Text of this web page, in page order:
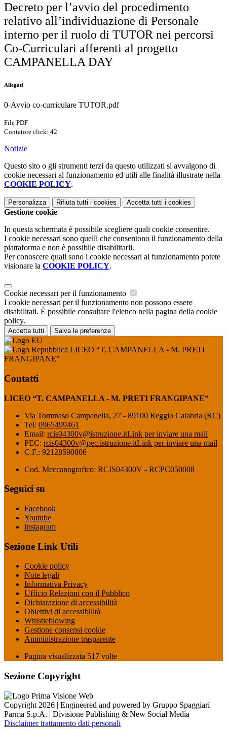
Decreto per l’avvio del procedimento
relativo all’individuazione di Personale
interno per il ruolo di TUTOR nei percorsi
Co-Curriculari afferenti al progetto
CAMPANELLA DAY
Allegati
0-Avvio co-curriculare TUTOR.pdf
File PDF
Contatore click: 42
Notizie
Questo sito o gli strumenti terzi da questo utilizzati si avvalgono di
cookie necessari al funzionamento ed utili alle finalità illustrate nella
COOKIE POLICY.
Personalizza Rifiuta tutti i cookies Accetta tutti i cookies
Gestione cookie
In questa schermata è possibile scegliere quali cookie consentire.
I cookie necessari sono quelli che consentono il funzionamento della
piattaforma e non è possibile disabilitarli.
Per conoscere quali sono i cookie necessari al funzionamento potete
visionare la COOKIE POLICY.
Cookie necessari per il funzionamento
I cookie necessari per il funzionamento non possono essere
disabilitati. È possibile consultare l'elenco nella pagina della cookie
policy.
Accetta tutti Salva le preferenze
LICEO “T. CAMPANELLA - M. PRETI
FRANGIPANE”
Contatti
LICEO “T. CAMPANELLA - M. PRETI FRANGIPANE”
Via Tommaso Campanella, 27 - 89100 Reggio Calabria (RC)
Tel: 0965499461
Email: rcis04300v@istruzione.itLink per inviare una mail
PEC: rcis04300v@pec.istruzione.itLink per inviare una mail
C.F.: 92128590806
Cod. Meccanografico: RCIS04300V - RCPC050008
Seguici su
Facebook
Youtube
Instagram
Sezione Link Utili
Cookie policy
Note legali
Informativa Privacy
Ufficio Relazioni con il Pubblico
Dichiarazione di accessibilità
Obiettivi di accessibilità
Whistleblowing
Gestione consensi cookie
Amministrazione trasparente
Pagina visualizzata 517 volte
Sezione Copyright
Copyright 2026 | Engineered and powered by Gruppo Spaggiari
Parma S.p.A. | Divisione Publishing & New Social Media
Disclaimer trattamento dati personali